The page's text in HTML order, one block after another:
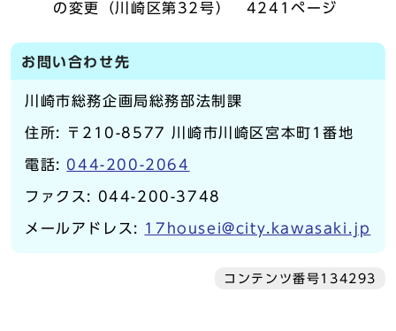
の変更（川崎区第32号） 4241ページ
お問い合わせ先
川崎市総務企画局総務部法制課
住所: 〒210-8577 川崎市川崎区宮本町1番地
電話: 044-200-2064
ファクス: 044-200-3748
メールアドレス: 17housei@city.kawasaki.jp
コンテンツ番号134293